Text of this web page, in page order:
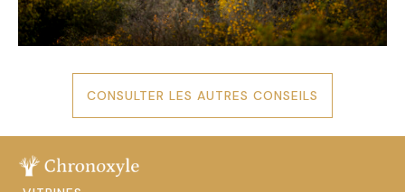
CONSULTER LES AUTRES CONSEILS